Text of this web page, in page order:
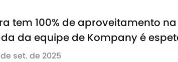
tem 100% de aproveitamento
da equipe de Kompany é
set. de 2025